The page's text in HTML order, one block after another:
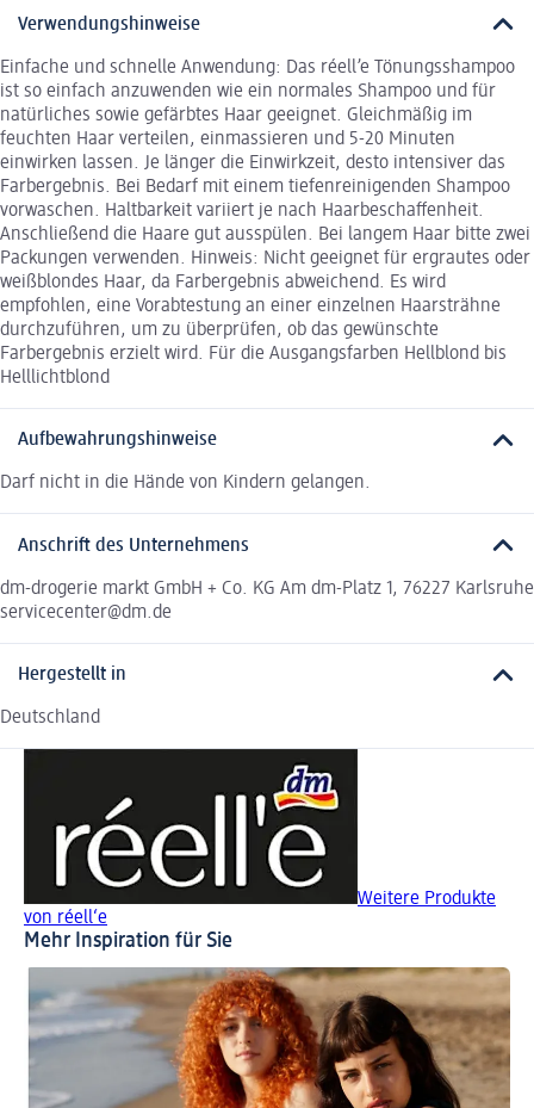
Verwendungshinweise
Einfache und schnelle Anwendung: Das réell’e Tönungsshampoo
ist so einfach anzuwenden wie ein normales Shampoo und für
natürliches sowie gefärbtes Haar geeignet. Gleichmäßig im
feuchten Haar verteilen, einmassieren und 5-20 Minuten
einwirken lassen. Je länger die Einwirkzeit, desto intensiver das
Farbergebnis. Bei Bedarf mit einem tiefenreinigenden Shampoo
vorwaschen. Haltbarkeit variiert je nach Haarbeschaffenheit.
Anschließend die Haare gut ausspülen. Bei langem Haar bitte zwei
Packungen verwenden. Hinweis: Nicht geeignet für ergrautes oder
weißblondes Haar, da Farbergebnis abweichend. Es wird
empfohlen, eine Vorabtestung an einer einzelnen Haarsträhne
durchzuführen, um zu überprüfen, ob das gewünschte
Farbergebnis erzielt wird. Für die Ausgangsfarben Hellblond bis
Helllichtblond
Aufbewahrungshinweise
Darf nicht in die Hände von Kindern gelangen.
Anschrift des Unternehmens
dm-drogerie markt GmbH + Co. KG Am dm-Platz 1, 76227 Karlsruhe
servicecenter@dm.de
Hergestellt in
Deutschland
Weitere Produkte
von réell‘e
Mehr Inspiration für Sie